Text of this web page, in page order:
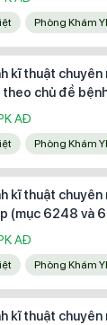
Phòng Khám
kĩ thuật chuyên
theo chủ đề
AĐ
Phòng Khám
kĩ thuật
(mục 6248 và
AĐ
Phòng Khám
kĩ thuật chuyên